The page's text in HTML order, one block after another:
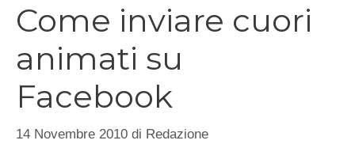
Come inviare cuori
animati su
Facebook
14 Novembre 2010 di Redazione